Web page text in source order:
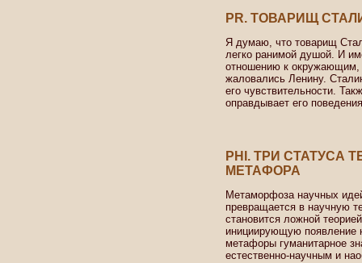
PR. ТОВАРИЩ
Я думаю, что товарищ
легко ранимой душой. И
отношению к окружающим,
жаловались Ленину.
его чувствительности.
оправдывает его
PHI. ТРИ СТАТУСА
МЕТАФОРА
Метаморфоза научных
превращается в научную
становится ложной
инициирующую появление
метафоры гуманитарное
естественно-научным и